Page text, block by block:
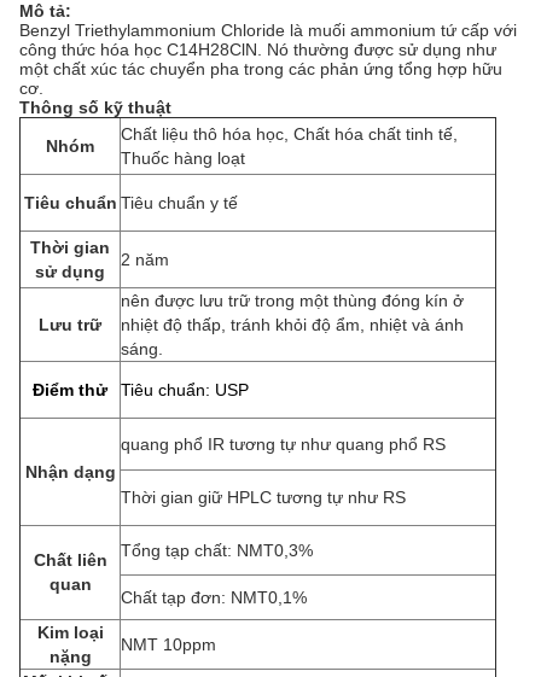
Mô tả:
Benzyl Triethylammonium Chloride là muối ammonium tứ cấp với
công thức hóa học C14H28ClN. Nó thường được sử dụng như
một chất xúc tác chuyển pha trong các phản ứng tổng hợp hữu
cơ.
Thông số kỹ thuật
Nhóm
Chất liệu thô hóa học, Chất hóa chất tinh tế,
Thuốc hàng loạt
Tiêu chuẩn Tiêu chuẩn y tế
Thời gian
sử dụng
2 năm
Lưu trữ
nên được lưu trữ trong một thùng đóng kín ở
nhiệt độ thấp, tránh khỏi độ ẩm, nhiệt và ánh
sáng.
Điểm thử Tiêu chuẩn: USP
Nhận dạng
quang phổ IR tương tự như quang phổ RS
Thời gian giữ HPLC tương tự như RS
Chất liên
quan
Tổng tạp chất: NMT0,3%
Chất tạp đơn: NMT0,1%
Kim loại
nặng
NMT 10ppm